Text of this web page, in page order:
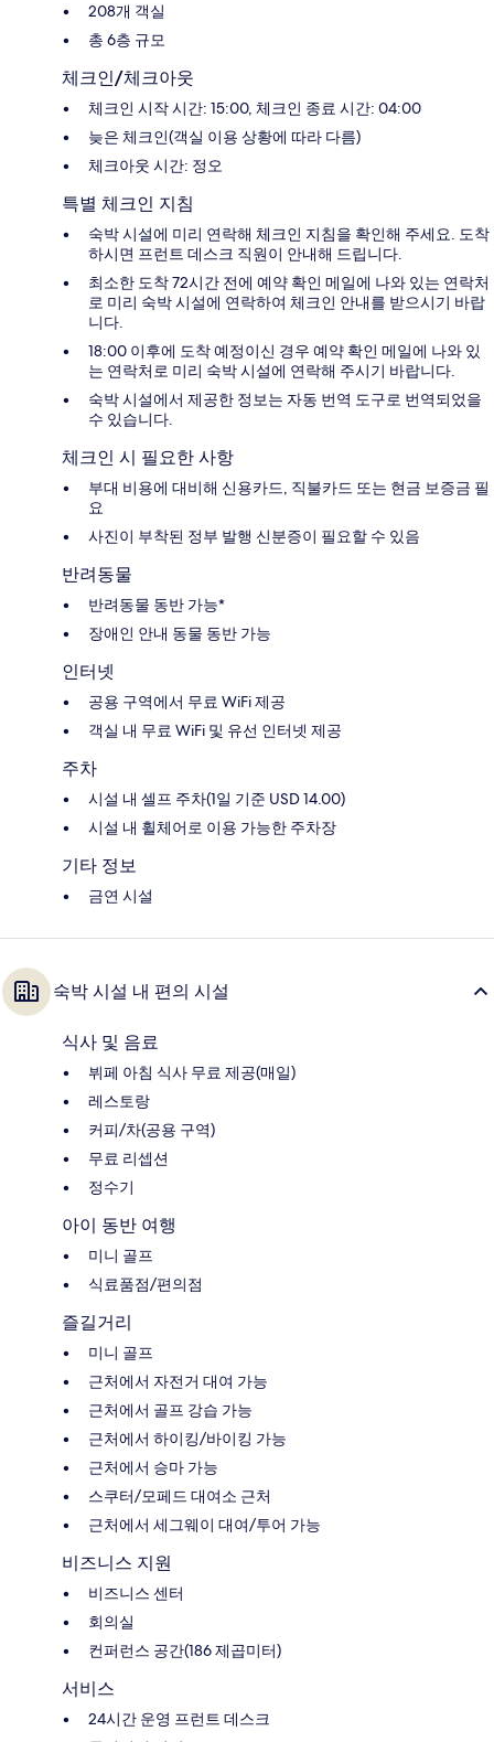
208개 객실
총 6층 규모
체크인/체크아웃
체크인 시작 시간: 15:00, 체크인 종료 시간: 04:00
늦은 체크인(객실 이용 상황에 따라 다름)
체크아웃 시간: 정오
특별 체크인 지침
숙박 시설에 미리 연락해 체크인 지침을 확인해 주세요. 도착
하시면 프런트 데스크 직원이 안내해 드립니다.
최소한 도착 72시간 전에 예약 확인 메일에 나와 있는 연락처
로 미리 숙박 시설에 연락하여 체크인 안내를 받으시기 바랍
니다.
18:00 이후에 도착 예정이신 경우 예약 확인 메일에 나와 있
는 연락처로 미리 숙박 시설에 연락해 주시기 바랍니다.
숙박 시설에서 제공한 정보는 자동 번역 도구로 번역되었을
수 있습니다.
체크인 시 필요한 사항
부대 비용에 대비해 신용카드, 직불카드 또는 현금 보증금 필
요
사진이 부착된 정부 발행 신분증이 필요할 수 있음
반려동물
반려동물 동반 가능*
장애인 안내 동물 동반 가능
인터넷
공용 구역에서 무료 WiFi 제공
객실 내 무료 WiFi 및 유선 인터넷 제공
주차
시설 내 셀프 주차(1일 기준 USD 14.00)
시설 내 휠체어로 이용 가능한 주차장
기타 정보
금연 시설
숙박 시설 내 편의 시설
식사 및 음료
뷔페 아침 식사 무료 제공(매일)
레스토랑
커피/차(공용 구역)
무료 리셉션
정수기
아이 동반 여행
미니 골프
식료품점/편의점
즐길거리
미니 골프
근처에서 자전거 대여 가능
근처에서 골프 강습 가능
근처에서 하이킹/바이킹 가능
근처에서 승마 가능
스쿠터/모페드 대여소 근처
근처에서 세그웨이 대여/투어 가능
비즈니스 지원
비즈니스 센터
회의실
컨퍼런스 공간(186 제곱미터)
서비스
24시간 운영 프런트 데스크